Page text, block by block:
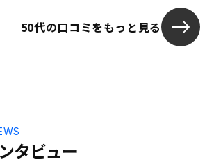
50代の口コミをもっと見る
タビュー